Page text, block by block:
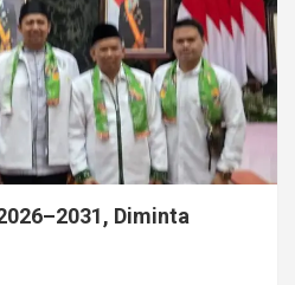
Diminta